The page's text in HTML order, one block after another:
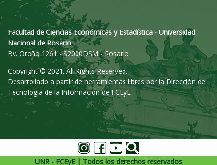
Facultad de Ciencias Económicas y Estadística - Universidad
Nacional de Rosario
Bv. Oroño 1261 - S2000DSM - Rosario
Copyright © 2021. All Rights Reserved.
Desarrollado a partir de herramientas libres por la Dirección de
Tecnología de la Información de FCEyE
UNR - FCEyE | Todos los derechos reservados